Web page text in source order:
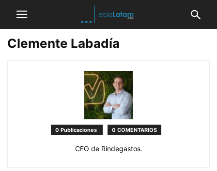
Clemente Labadía
0 Publicaciones 0 COMENTARIOS
CFO de Rindegastos.